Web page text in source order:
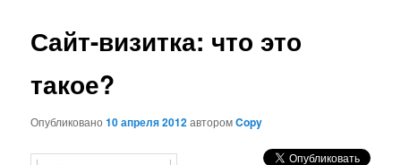
Сайт-визитка: что это
такое?
Опубликовано10 апреля 2012авторомCopy